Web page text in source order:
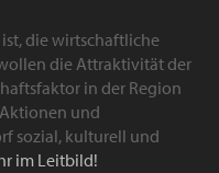
ist, die wirtschaftliche
die Attraktivität der
in der Region
und
sozial, kulturell und
im Leitbild!